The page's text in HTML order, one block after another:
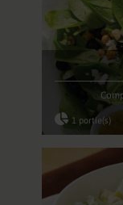
1 portie(s)